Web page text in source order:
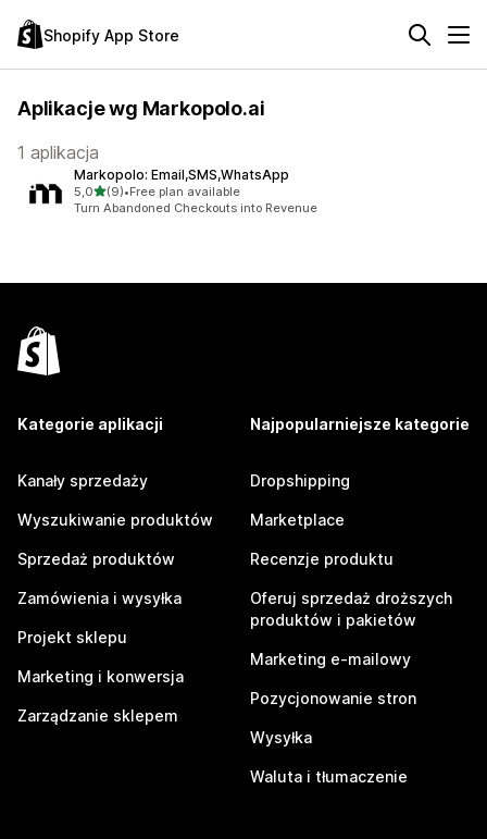
Shopify App Store
Aplikacje wg Markopolo.ai
1 aplikacja
Markopolo: Email,SMS,WhatsApp
5,0na 5 gwiazdek
(9)
Łączna liczba recenzji: 9
•Free plan available
Turn Abandoned Checkouts into Revenue
Kategorie aplikacji
Kanały sprzedaży
Wyszukiwanie produktów
Sprzedaż produktów
Zamówienia i wysyłka
Projekt sklepu
Marketing i konwersja
Zarządzanie sklepem
Najpopularniejsze kategorie
Dropshipping
Marketplace
Recenzje produktu
Oferuj sprzedaż droższych
produktów i pakietów
Marketing e-mailowy
Pozycjonowanie stron
Wysyłka
Waluta i tłumaczenie